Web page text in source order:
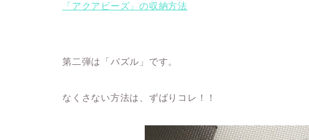
「アクアビーズ」の収納方法
第二弾は「パズル」です。
なくさない方法は、ずばりコレ！！